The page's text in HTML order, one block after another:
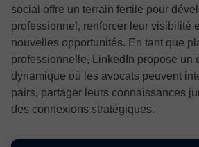
social offre un terrain fertile pour
professionnel, renforcer leur visibilité
nouvelles opportunités. En tant que
professionnelle, LinkedIn propose un
dynamique où les avocats peuvent
pairs, partager leurs connaissances
des connexions stratégiques.